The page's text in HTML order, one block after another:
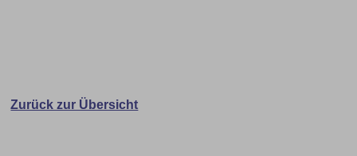
Zurück zur Übersicht